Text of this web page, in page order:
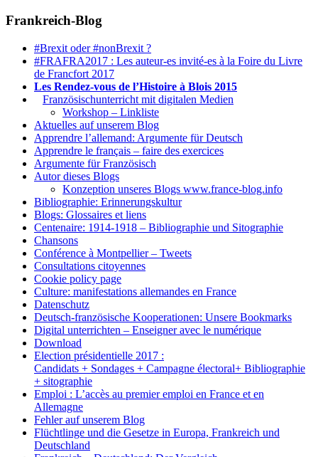
Frankreich-Blog
#Brexit oder #nonBrexit ?
#FRAFRA2017 : Les auteur-es invité-es à la Foire du Livre
de Francfort 2017
Les Rendez-vous de l’Histoire à Blois 2015
Französischunterricht mit digitalen Medien
Workshop – Linkliste
Aktuelles auf unserem Blog
Apprendre l’allemand: Argumente für Deutsch
Apprendre le français – faire des exercices
Argumente für Französisch
Autor dieses Blogs
Konzeption unseres Blogs www.france-blog.info
Bibliographie: Erinnerungskultur
Blogs: Glossaires et liens
Centenaire: 1914-1918 – Bibliographie und Sitographie
Chansons
Conférence à Montpellier – Tweets
Consultations citoyennes
Cookie policy page
Culture: manifestations allemandes en France
Datenschutz
Deutsch-französische Kooperationen: Unsere Bookmarks
Digital unterrichten – Enseigner avec le numérique
Download
Election présidentielle 2017 :
Candidats + Sondages + Campagne électoral+ Bibliographie
+ sitographie
Emploi : L’accès au premier emploi en France et en
Allemagne
Fehler auf unserem Blog
Flüchtlinge und die Gesetze in Europa, Frankreich und
Deutschland